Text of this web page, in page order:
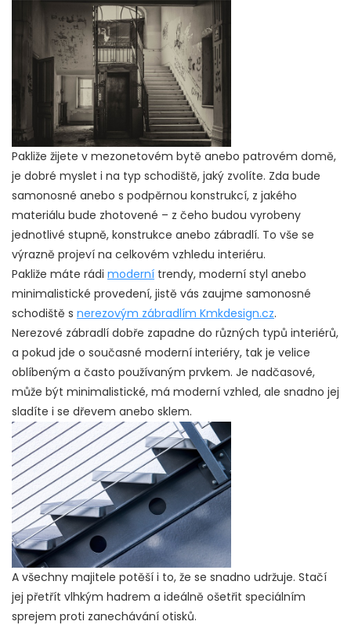
Pakliže žijete v mezonetovém bytě anebo patrovém domě,
je dobré myslet i na typ schodiště, jaký zvolíte. Zda bude
samonosné anebo s podpěrnou konstrukcí, z jakého
materiálu bude zhotovené – z čeho budou vyrobeny
jednotlivé stupně, konstrukce anebo zábradlí. To vše se
výrazně projeví na celkovém vzhledu interiéru.
Pakliže máte rádi moderní trendy, moderní styl anebo
minimalistické provedení, jistě vás zaujme samonosné
schodiště s nerezovým zábradlím Kmkdesign.cz.
Nerezové zábradlí dobře zapadne do různých typů interiérů,
a pokud jde o současné moderní interiéry, tak je velice
oblíbeným a často používaným prvkem. Je nadčasové,
může být minimalistické, má moderní vzhled, ale snadno jej
sladíte i se dřevem anebo sklem.
A všechny majitele potěší i to, že se snadno udržuje. Stačí
jej přetřít vlhkým hadrem a ideálně ošetřit speciálním
sprejem proti zanechávání otisků.